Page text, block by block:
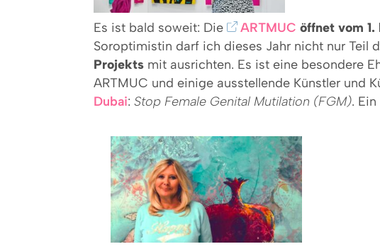
Es ist bald soweit: Die ARTMUC öffnet vom
Soroptimistin darf ich dieses Jahr nicht nur Teil
Projekts mit ausrichten. Es ist eine besondere
ARTMUC und einige ausstellende Künstler und
Dubai: Stop Female Genital Mutilation (FGM).